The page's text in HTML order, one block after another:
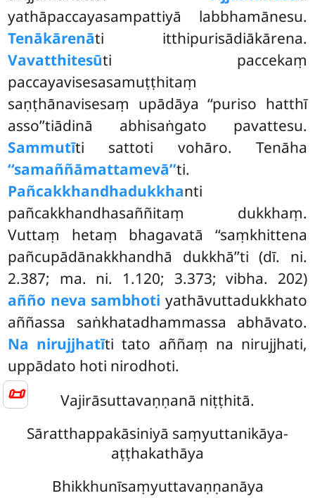
📜
yathāpaccayasampattiyā labbhamānesu.
Tenākārenāti itthipurisādiākārena.
Vavatthitesūti paccekaṃ
paccayavisesasamuṭṭhitaṃ
saṇṭhānavisesaṃ upādāya ‘‘puriso hatthī
asso’’tiādinā abhisaṅgato pavattesu.
Sammutīti sattoti vohāro. Tenāha
‘‘samaññāmattamevā’’ti.
Pañcakkhandhadukkhanti
pañcakkhandhasaññitaṃ dukkhaṃ.
Vuttaṃ hetaṃ bhagavatā ‘‘saṃkhittena
pañcupādānakkhandhā dukkhā’’ti (dī. ni.
2.387; ma. ni. 1.120; 3.373; vibha. 202)
añño neva sambhoti yathāvuttadukkhato
aññassa saṅkhatadhammassa abhāvato.
Na nirujjhatīti tato aññaṃ na nirujjhati,
uppādato hoti nirodhoti.
Vajirāsuttavaṇṇanā niṭṭhitā.
Sāratthappakāsiniyā saṃyuttanikāya-
aṭṭhakathāya
Bhikkhunīsaṃyuttavaṇṇanāya